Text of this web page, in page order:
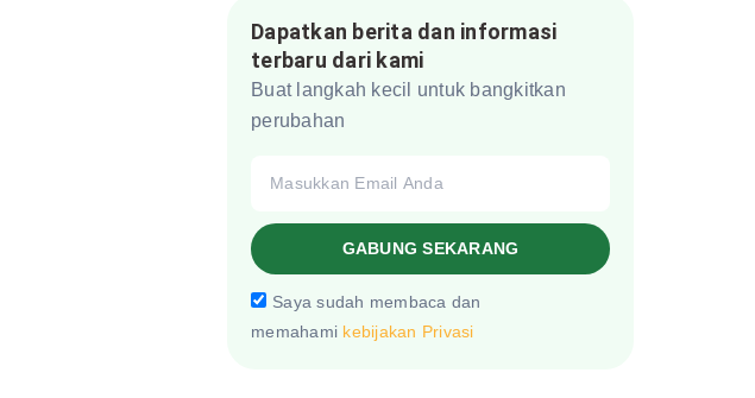
Dapatkan berita dan informasi
terbaru dari kami
Buat langkah kecil untuk bangkitkan
perubahan
Saya sudah membaca dan
memahami kebijakan Privasi
GABUNG SEKARANG